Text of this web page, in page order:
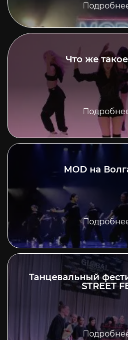
Что же
MOD на
Танцевальный
STREET